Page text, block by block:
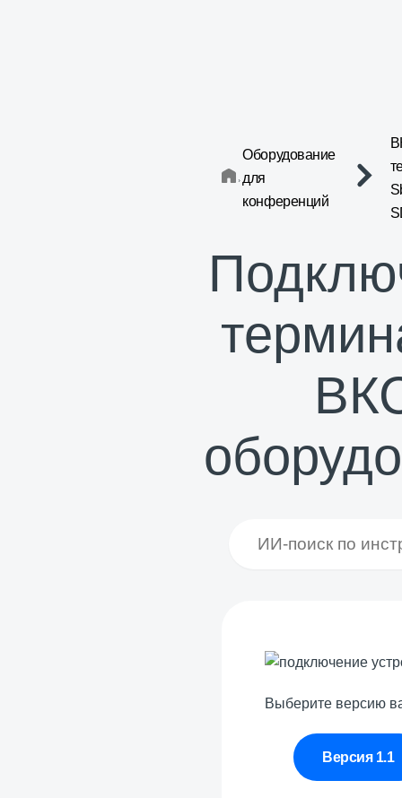
Оборудование
для
конференций
Выберите версию
Версия 1.1